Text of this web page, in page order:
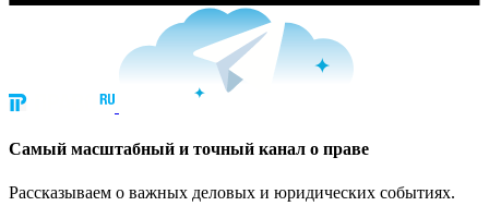
Cамый масштабный и точный канал о праве
Рассказываем о важных деловых и юридических событиях.